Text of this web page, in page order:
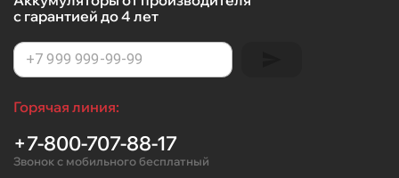
с гарантией до 4 лет
Горячая линия:
+7-800-707-88-17
Звонок с мобильного бесплатный